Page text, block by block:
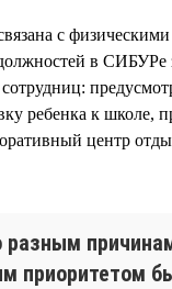
с
в СИБУРе
сотрудниц:
ребенка к школе,
центр
приоритетом